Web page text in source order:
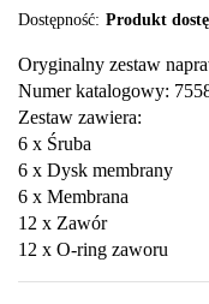
Dostępność: Produkt
Oryginalny zestaw
Numer katalogowy:
Zestaw zawiera:
6 x Śruba
6 x Dysk membrany
6 x Membrana
12 x Zawór
12 x O-ring zaworu